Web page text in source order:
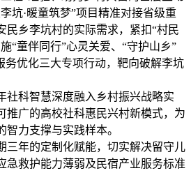
坑·暖童筑梦”项目精准对接省级重
民乡李坑村的实际需求，紧扣“村民
“童伴同行”心灵关爱、“守护山乡”
务优化三大专项行动，靶向破解李坑
科智慧深度融入乡村振兴战略实
推广的高校社科惠民兴村新模式，为
力支撑与实践样本。
年的定制化赋能，切实解决留守儿
急救护能力薄弱及民宿产业服务标准